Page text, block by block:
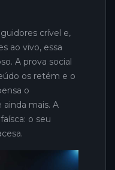
crível e,
ao vivo, essa
A prova social
os retém e o
o
mais. A
o seu